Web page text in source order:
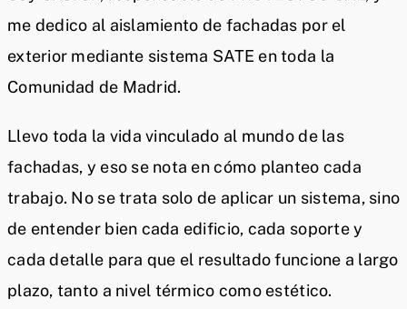
me dedico al aislamiento de fachadas por el
exterior mediante sistema SATE en toda la
Comunidad de Madrid.
Llevo toda la vida vinculado al mundo de las
fachadas, y eso se nota en cómo planteo cada
trabajo. No se trata solo de aplicar un sistema, sino
de entender bien cada edificio, cada soporte y
cada detalle para que el resultado funcione a largo
plazo, tanto a nivel térmico como estético.